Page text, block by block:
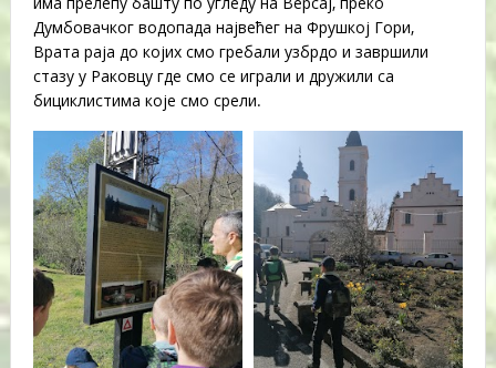
Думбовачког водопада највећег на Фрушкој Гори,
Врата раја до којих смо гребали узбрдо и завршили
стазу у Раковцу где смо се играли и дружили са
бициклистима које смо срели.